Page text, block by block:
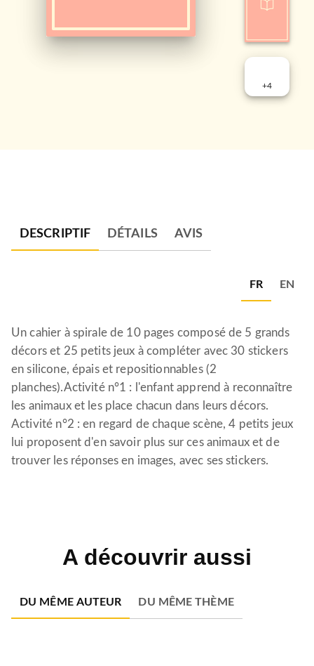
+4
DESCRIPTIF DÉTAILS AVIS
FR EN
Un cahier à spirale de 10 pages composé de 5 grands
décors et 25 petits jeux à compléter avec 30 stickers
en silicone, épais et repositionnables (2
planches).Activité n°1 : l'enfant apprend à reconnaître
les animaux et les place chacun dans leurs décors.
Activité n°2 : en regard de chaque scène, 4 petits jeux
lui proposent d'en savoir plus sur ces animaux et de
trouver les réponses en images, avec ses stickers.
A découvrir aussi
DU MÊME AUTEUR DU MÊME THÈME